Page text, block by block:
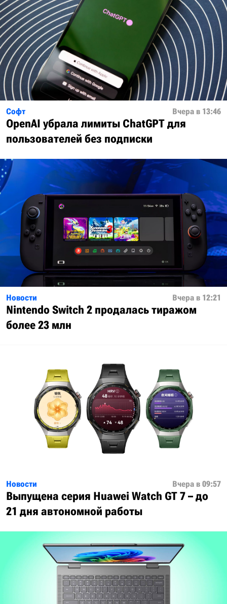
Софт Вчера в 13:46
OpenAI убрала лимиты ChatGPT для
пользователей без подписки
Новости Вчера в 12:21
Nintendo Switch 2 продалась тиражом
более 23 млн
Новости Вчера в 09:57
Выпущена серия Huawei Watch GT 7 – до
21 дня автономной работы